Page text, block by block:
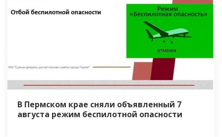
В Пермском крае сняли объявленный 7
августа режим беспилотной опасности